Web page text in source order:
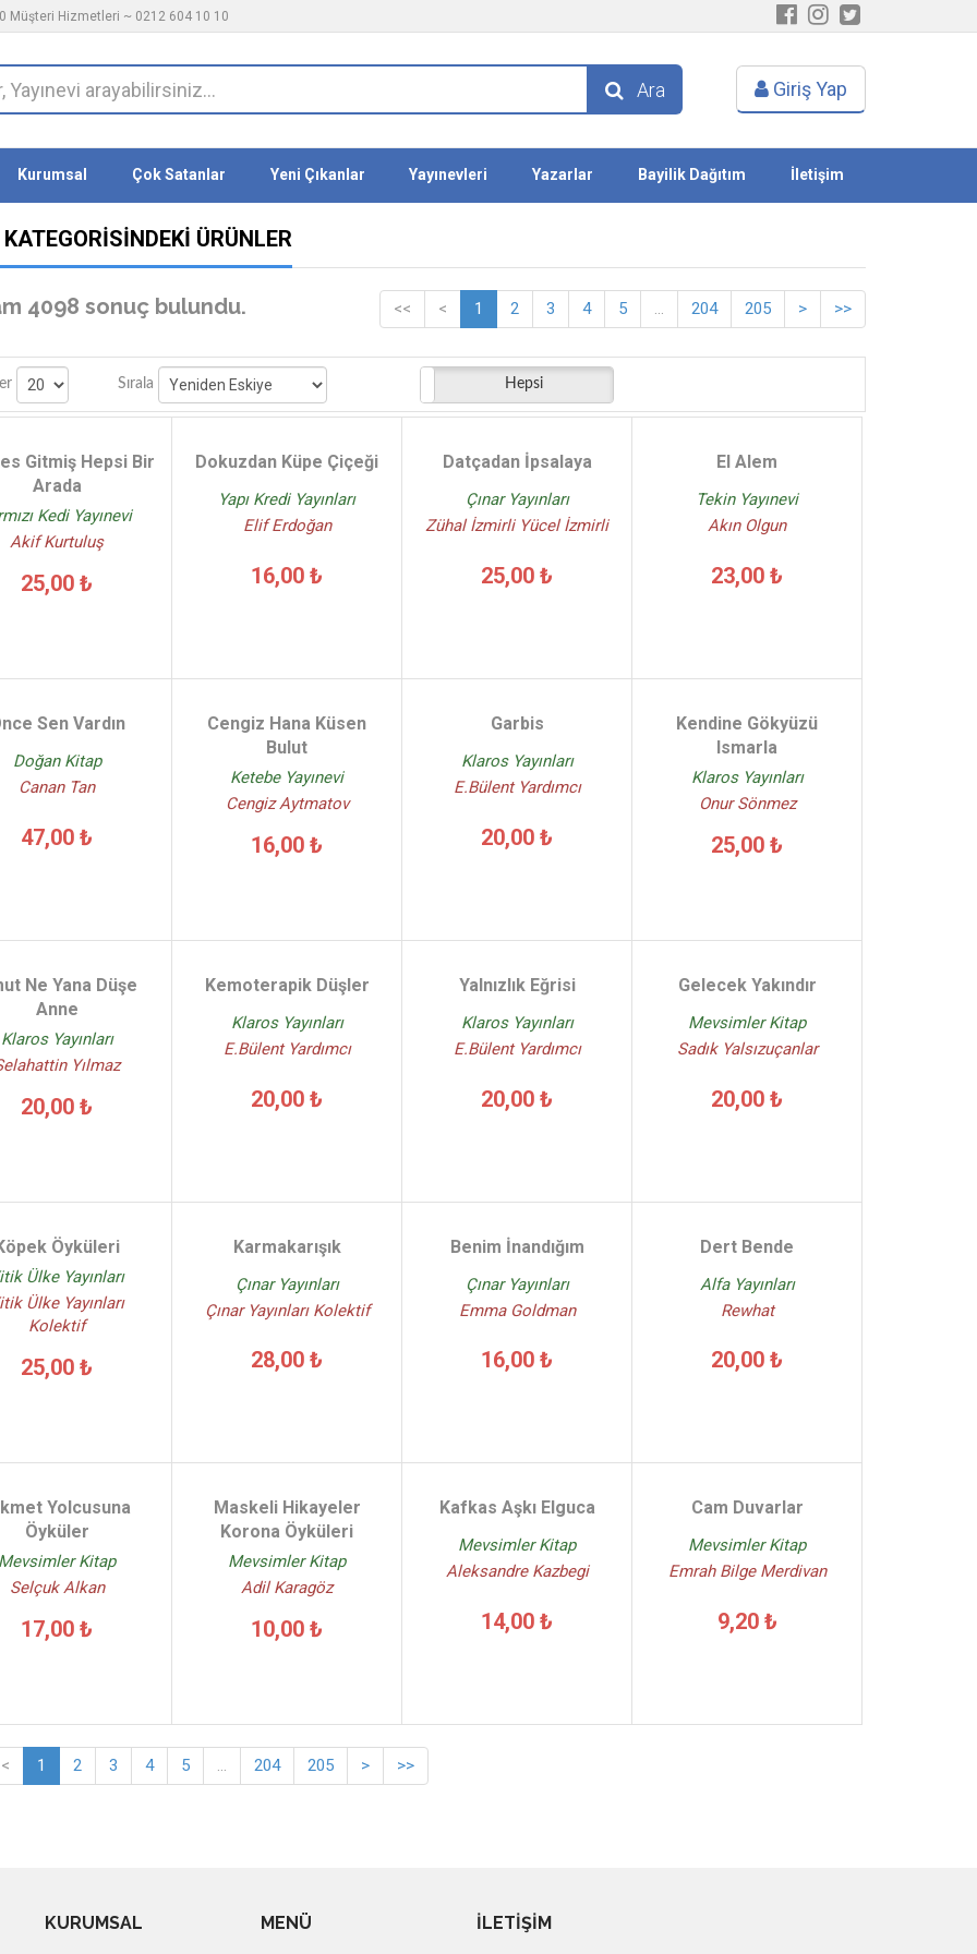
Müşteri Hizmetleri ~ 0212 604 10 10
Ara Giriş Yap
Kurumsal Çok Satanlar Yeni Çıkanlar Yayınevleri Yazarlar Bayilik Dağıtım İletişim
ÜRÜNLER
4098 sonuç bulundu. << < 1 2 3 4 5 ... 204 205 > >>
Sırala Stoktakiler Hepsi
Gitmiş Hepsi Bir
Arada
Kedi Yayınevi
Akif Kurtuluş
25,00 ₺
Dokuzdan Küpe Çiçeği
Yapı Kredi Yayınları
Elif Erdoğan
16,00 ₺
Datçadan İpsalaya
Çınar Yayınları
Zühal İzmirli Yücel İzmirli
25,00 ₺
El Alem
Tekin Yayınevi
Akın Olgun
23,00 ₺
Sen Vardın
Doğan Kitap
Canan Tan
47,00 ₺
Cengiz Hana Küsen
Bulut
Ketebe Yayınevi
Cengiz Aytmatov
16,00 ₺
Garbis
Klaros Yayınları
E.Bülent Yardımcı
20,00 ₺
Kendine Gökyüzü
Ismarla
Klaros Yayınları
Onur Sönmez
25,00 ₺
Ne Yana Düşe
Anne
Klaros Yayınları
Yılmaz
20,00 ₺
Kemoterapik Düşler
Klaros Yayınları
E.Bülent Yardımcı
20,00 ₺
Yalnızlık Eğrisi
Klaros Yayınları
E.Bülent Yardımcı
20,00 ₺
Gelecek Yakındır
Mevsimler Kitap
Sadık Yalsızuçanlar
20,00 ₺
Öyküleri
Ülke Yayınları
Ülke Yayınları
Kolektif
25,00 ₺
Karmakarışık
Çınar Yayınları
Çınar Yayınları Kolektif
28,00 ₺
Benim İnandığım
Çınar Yayınları
Emma Goldman
16,00 ₺
Dert Bende
Alfa Yayınları
Rewhat
20,00 ₺
Yolcusuna
Öyküler
Mevsimler Kitap
Selçuk Alkan
17,00 ₺
Maskeli Hikayeler
Korona Öyküleri
Mevsimler Kitap
Adil Karagöz
10,00 ₺
Kafkas Aşkı Elguca
Mevsimler Kitap
Aleksandre Kazbegi
14,00 ₺
Cam Duvarlar
Mevsimler Kitap
Emrah Bilge Merdivan
9,20 ₺
< 1 2 3 4 5 ... 204 205 > >>
KURUMSAL MENÜ İLETİŞİM